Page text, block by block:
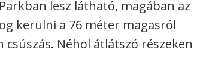
lesz látható, magában az
kerülni a 76 méter magasról
Néhol átlátszó részeken